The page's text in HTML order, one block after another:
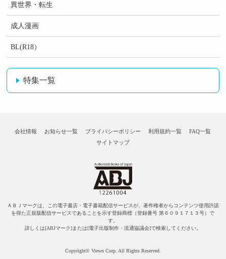
異世界・転生
成人漫画
BL(R18）
特集一覧
会社情報 お知らせ一覧 プライバシーポリシー 利用規約一覧
FAQ一覧
サイトマップ
ＡＢＪマークは、この電子書店・電子書籍配信サービスが、著作権者からコンテンツ使用許諾
を得た正規版配信サービスであることを示す登録商標（登録番号 第６０９１７１３号）で
す。
詳しくは[ABJマーク]または[電子出版制作・流通協議会]で検索してください。
Copyright© Viewn Corp. All Rights Reserved.